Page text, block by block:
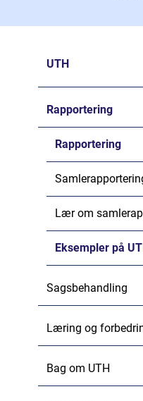
UTH
Rapportering
Rapportering
Lær om
Eksempler på
Sagsbehandling
Læring og
Bag om UTH